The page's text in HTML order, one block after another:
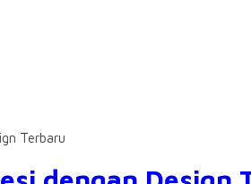
Terbaru